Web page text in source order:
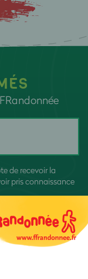
de recevoir la
pris connaissance